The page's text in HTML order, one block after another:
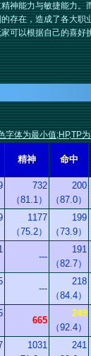
能力与敏捷能力。
存在，造成了各大职
可以根据自己的喜好
体为最小值;HP,TP
精神 命中
732
（81.1）
200
（87.0）
1177
（75.2）
199
（73.9）
---
191
（82.7）
---
218
（84.4）
665
249
（92.4）
1031
241